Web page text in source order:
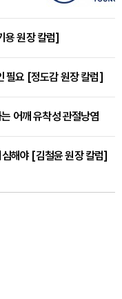
용 원장 칼럼]
필요 [정도감 원장 칼럼]
어깨 유착성 관절낭염
해야 [김철윤 원장 칼럼]